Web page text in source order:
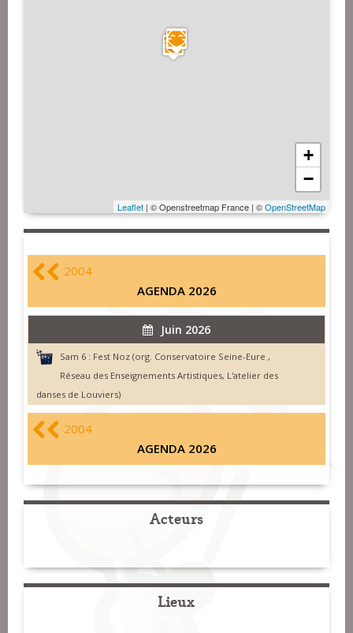
+
−
Leaflet | © Openstreetmap France | ©OpenStreetMap
2004
AGENDA 2026
Juin 2026
Sam 6 : Fest Noz (org. Conservatoire Seine-Eure ,
Réseau des Enseignements Artistiques, L'atelier des
danses de Louviers)
2004
AGENDA 2026
Acteurs
Lieux